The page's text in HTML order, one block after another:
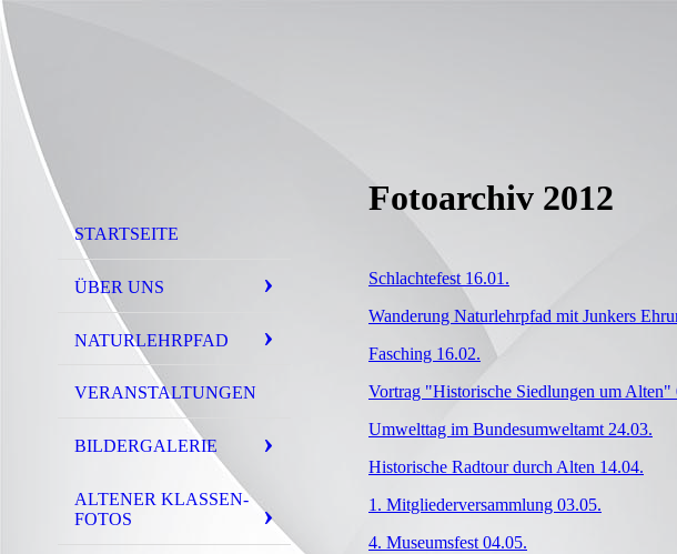
STARTSEITE
ÜBER UNS
NATURLEHRPFAD
VERANSTALTUNGEN
BILDERGALERIE
ALTENER KLASSEN-
FOTOS
Fotoarchiv 2012
Schlachtefest 16.01.
Wanderung Naturlehrpfad mit Junkers
Fasching 16.02.
Vortrag "Historische Siedlungen um Alten"
Umwelttag im Bundesumweltamt 24.03.
Historische Radtour durch Alten 14.04.
1. Mitgliederversammlung 03.05.
4. Museumsfest 04.05.